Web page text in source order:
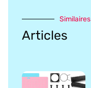
Similaires
Articles